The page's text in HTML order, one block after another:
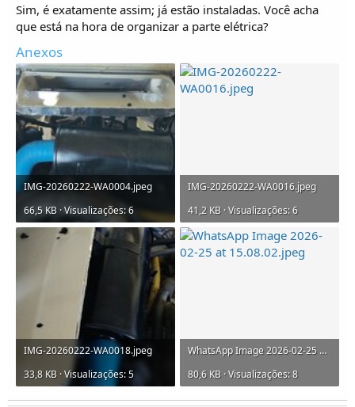
Sim, é exatamente assim; já estão instaladas. Você acha
que está na hora de organizar a parte elétrica?
Anexos
IMG-20260222-WA0004.jpeg
66,5 KB · Visualizações: 6
IMG-20260222-WA0016.jpeg
41,2 KB · Visualizações: 6
IMG-20260222-WA0018.jpeg
33,8 KB · Visualizações: 5
WhatsApp Image 2026-02-25 at 15.08.02.jpeg
80,6 KB · Visualizações: 8